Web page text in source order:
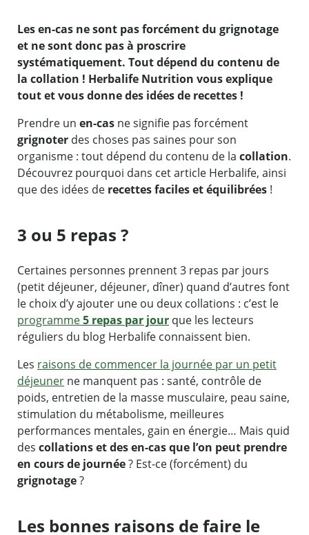
Les en-cas ne sont pas forcément du grignotage
et ne sont donc pas à proscrire
systématiquement. Tout dépend du contenu de
la collation ! Herbalife Nutrition vous explique
tout et vous donne des idées de recettes !
Prendre un en-cas ne signifie pas forcément
grignoter des choses pas saines pour son
organisme : tout dépend du contenu de la collation.
Découvrez pourquoi dans cet article Herbalife, ainsi
que des idées de recettes facileset équilibrées !
3 ou 5 repas ?
Certaines personnes prennent 3 repas par jours
(petit déjeuner, déjeuner, dîner) quand d’autres font
le choix d’y ajouter une ou deux collations : c’est le
programme5 repas par jour que les lecteurs
réguliers du blog Herbalife connaissent bien.
Les raisons de commencer la journée par un petit
déjeuner ne manquent pas : santé, contrôle de
poids, entretien de la masse musculaire, peau saine,
stimulation du métabolisme, meilleures
performances mentales, gain en énergie… Mais quid
des collations et des en-cas que l’on peut prendre
en cours de journée? Est-ce (forcément) du
grignotage?
Les bonnes raisons de faire le